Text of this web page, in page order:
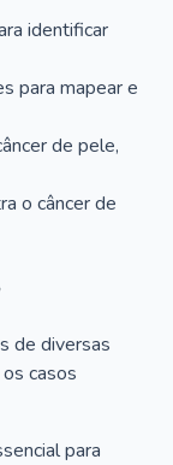
identificar
para mapear e
de pele,
o câncer de
de diversas
casos
para